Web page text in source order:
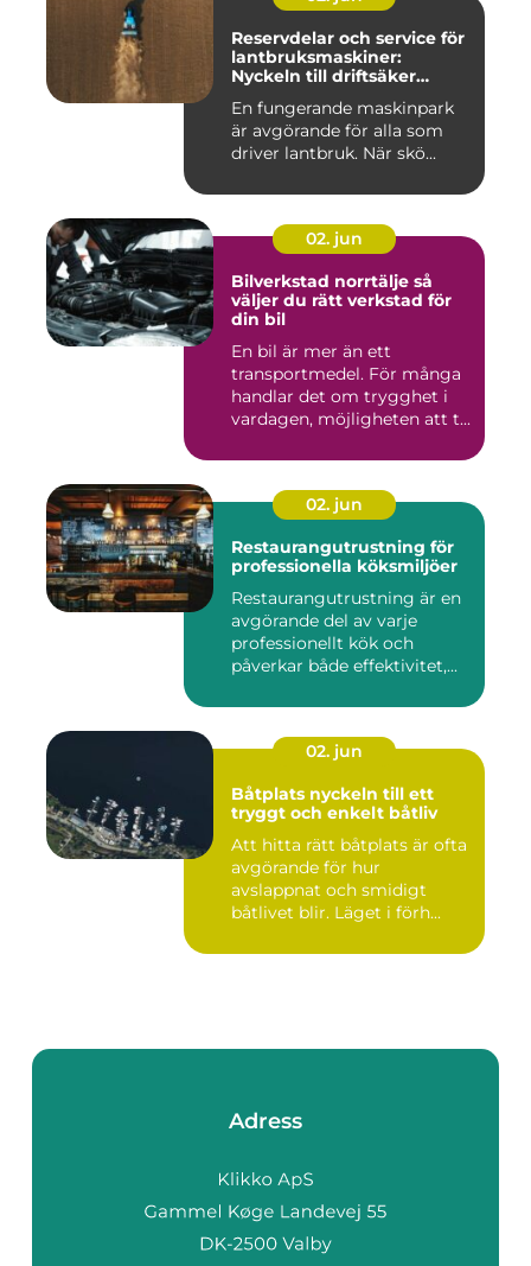
Reservdelar och service för
lantbruksmaskiner:
Nyckeln till driftsäker
En fungerande maskinpark
är avgörande för alla som
driver lantbruk. När skö...
02. jun
Bilverkstad norrtälje så
väljer du rätt verkstad för
din bil
En bil är mer än ett
transportmedel. För många
handlar det om trygghet i
vardagen, möjligheten att t...
02. jun
Restaurangutrustning för
professionella köksmiljöer
Restaurangutrustning är en
avgörande del av varje
professionellt kök och
påverkar både effektivitet,...
02. jun
Båtplats nyckeln till ett
tryggt och enkelt båtliv
Att hitta rätt båtplats är ofta
avgörande för hur
avslappnat och smidigt
båtlivet blir. Läget i förh...
Adress